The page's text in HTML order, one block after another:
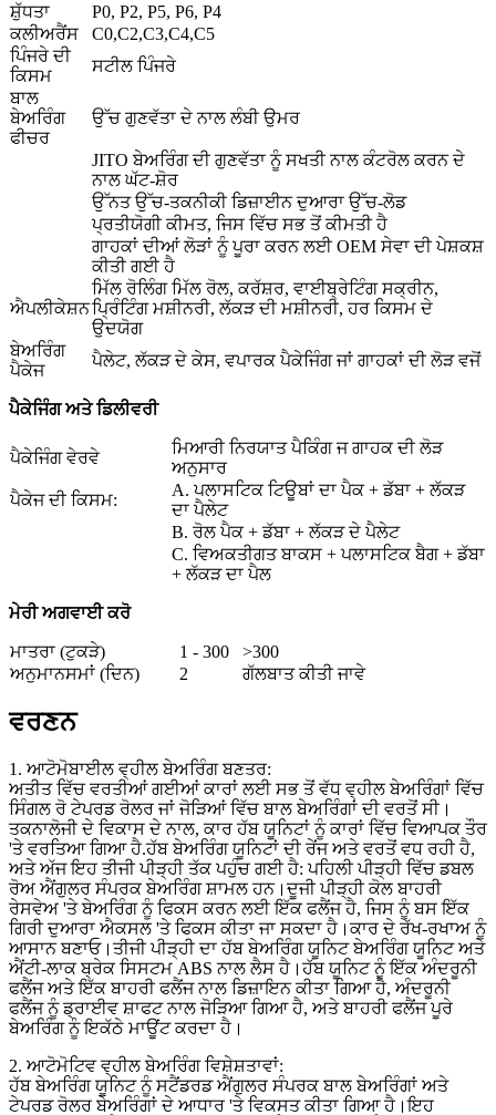
ਸ਼ੁੱਧਤਾ
P0, P2, P5, P6, P4
ਕਲੀਅਰੈਂਸ
C0,C2,C3,C4,C5
ਪਿੰਜਰੇ ਦੀ
ਕਿਸਮ
ਸਟੀਲ ਪਿੰਜਰੇ
ਬਾਲ
ਬੇਅਰਿੰਗ
ਫੀਚਰ
ਉੱਚ ਗੁਣਵੱਤਾ ਦੇ ਨਾਲ ਲੰਬੀ ਉਮਰ
JITO ਬੇਅਰਿੰਗ ਦੀ ਗੁਣਵੱਤਾ ਨੂੰ ਸਖਤੀ ਨਾਲ ਕੰਟਰੋਲ ਕਰਨ ਦੇ
ਨਾਲ ਘੱਟ-ਸ਼ੋਰ
ਉੱਨਤ ਉੱਚ-ਤਕਨੀਕੀ ਡਿਜ਼ਾਈਨ ਦੁਆਰਾ ਉੱਚ-ਲੋਡ
ਪ੍ਰਤੀਯੋਗੀ ਕੀਮਤ, ਜਿਸ ਵਿੱਚ ਸਭ ਤੋਂ ਕੀਮਤੀ ਹੈ
ਗਾਹਕਾਂ ਦੀਆਂ ਲੋੜਾਂ ਨੂੰ ਪੂਰਾ ਕਰਨ ਲਈ OEM ਸੇਵਾ ਦੀ ਪੇਸ਼ਕਸ਼
ਕੀਤੀ ਗਈ ਹੈ
ਐਪਲੀਕੇਸ਼ਨ
ਮਿੱਲ ਰੋਲਿੰਗ ਮਿੱਲ ਰੋਲ, ਕਰੱਸ਼ਰ, ਵਾਈਬ੍ਰੇਟਿੰਗ ਸਕ੍ਰੀਨ,
ਪ੍ਰਿੰਟਿੰਗ ਮਸ਼ੀਨਰੀ, ਲੱਕੜ ਦੀ ਮਸ਼ੀਨਰੀ, ਹਰ ਕਿਸਮ ਦੇ
ਉਦਯੋਗ
ਬੇਅਰਿੰਗ
ਪੈਕੇਜ
ਪੈਲੇਟ, ਲੱਕੜ ਦੇ ਕੇਸ, ਵਪਾਰਕ ਪੈਕੇਜਿੰਗ ਜਾਂ ਗਾਹਕਾਂ ਦੀ ਲੋੜ ਵਜੋਂ
ਪੈਕੇਜਿੰਗ ਅਤੇ ਡਿਲੀਵਰੀ
ਪੈਕੇਜਿੰਗ ਵੇਰਵੇ
ਮਿਆਰੀ ਨਿਰਯਾਤ ਪੈਕਿੰਗ ਜ ਗਾਹਕ ਦੀ ਲੋੜ
ਅਨੁਸਾਰ
ਪੈਕੇਜ ਦੀ ਕਿਸਮ:
A. ਪਲਾਸਟਿਕ ਟਿਊਬਾਂ ਦਾ ਪੈਕ + ਡੱਬਾ + ਲੱਕੜ
ਦਾ ਪੈਲੇਟ
B. ਰੋਲ ਪੈਕ + ਡੱਬਾ + ਲੱਕੜ ਦੇ ਪੈਲੇਟ
C. ਵਿਅਕਤੀਗਤ ਬਾਕਸ + ਪਲਾਸਟਿਕ ਬੈਗ + ਡੱਬਾ
+ ਲੱਕੜ ਦਾ ਪੈਲ
ਮੇਰੀ ਅਗਵਾਈ ਕਰੋ
ਮਾਤਰਾ (ਟੁਕੜੇ) 1 - 300
>300
ਅਨੁਮਾਨਸਮਾਂ (ਦਿਨ)
2 ਗੱਲਬਾਤ ਕੀਤੀ ਜਾਵੇ
ਵਰਣਨ
1. ਆਟੋਮੋਬਾਈਲ ਵ੍ਹੀਲ ਬੇਅਰਿੰਗ ਬਣਤਰ:
ਅਤੀਤ ਵਿੱਚ ਵਰਤੀਆਂ ਗਈਆਂ ਕਾਰਾਂ ਲਈ ਸਭ ਤੋਂ ਵੱਧ ਵ੍ਹੀਲ ਬੇਅਰਿੰਗਾਂ ਵਿੱਚ
ਸਿੰਗਲ ਰੋ ਟੇਪਰਡ ਰੋਲਰ ਜਾਂ ਜੋੜਿਆਂ ਵਿੱਚ ਬਾਲ ਬੇਅਰਿੰਗਾਂ ਦੀ ਵਰਤੋਂ ਸੀ।
ਤਕਨਾਲੋਜੀ ਦੇ ਵਿਕਾਸ ਦੇ ਨਾਲ, ਕਾਰ ਹੱਬ ਯੂਨਿਟਾਂ ਨੂੰ ਕਾਰਾਂ ਵਿੱਚ ਵਿਆਪਕ ਤੌਰ
'ਤੇ ਵਰਤਿਆ ਗਿਆ ਹੈ.ਹੱਬ ਬੇਅਰਿੰਗ ਯੂਨਿਟਾਂ ਦੀ ਰੇਂਜ ਅਤੇ ਵਰਤੋਂ ਵਧ ਰਹੀ ਹੈ,
ਅਤੇ ਅੱਜ ਇਹ ਤੀਜੀ ਪੀੜ੍ਹੀ ਤੱਕ ਪਹੁੰਚ ਗਈ ਹੈ: ਪਹਿਲੀ ਪੀੜ੍ਹੀ ਵਿੱਚ ਡਬਲ
ਰੋਅ ਐਂਗੁਲਰ ਸੰਪਰਕ ਬੇਅਰਿੰਗ ਸ਼ਾਮਲ ਹਨ।ਦੂਜੀ ਪੀੜ੍ਹੀ ਕੋਲ ਬਾਹਰੀ
ਰੇਸਵੇਅ 'ਤੇ ਬੇਅਰਿੰਗ ਨੂੰ ਫਿਕਸ ਕਰਨ ਲਈ ਇੱਕ ਫਲੈਂਜ ਹੈ, ਜਿਸ ਨੂੰ ਬਸ ਇੱਕ
ਗਿਰੀ ਦੁਆਰਾ ਐਕਸਲ 'ਤੇ ਫਿਕਸ ਕੀਤਾ ਜਾ ਸਕਦਾ ਹੈ।ਕਾਰ ਦੇ ਰੱਖ-ਰਖਾਅ ਨੂੰ
ਆਸਾਨ ਬਣਾਓ।ਤੀਜੀ ਪੀੜ੍ਹੀ ਦਾ ਹੱਬ ਬੇਅਰਿੰਗ ਯੂਨਿਟ ਬੇਅਰਿੰਗ ਯੂਨਿਟ ਅਤੇ
ਐਂਟੀ-ਲਾਕ ਬ੍ਰੇਕ ਸਿਸਟਮ ABS ਨਾਲ ਲੈਸ ਹੈ।ਹੱਬ ਯੂਨਿਟ ਨੂੰ ਇੱਕ ਅੰਦਰੂਨੀ
ਫਲੈਂਜ ਅਤੇ ਇੱਕ ਬਾਹਰੀ ਫਲੈਂਜ ਨਾਲ ਡਿਜ਼ਾਇਨ ਕੀਤਾ ਗਿਆ ਹੈ, ਅੰਦਰੂਨੀ
ਫਲੈਂਜ ਨੂੰ ਡ੍ਰਾਈਵ ਸ਼ਾਫਟ ਨਾਲ ਜੋੜਿਆ ਗਿਆ ਹੈ, ਅਤੇ ਬਾਹਰੀ ਫਲੈਂਜ ਪੂਰੇ
ਬੇਅਰਿੰਗ ਨੂੰ ਇਕੱਠੇ ਮਾਊਂਟ ਕਰਦਾ ਹੈ।
2. ਆਟੋਮੋਟਿਵ ਵ੍ਹੀਲ ਬੇਅਰਿੰਗ ਵਿਸ਼ੇਸ਼ਤਾਵਾਂ:
ਹੱਬ ਬੇਅਰਿੰਗ ਯੂਨਿਟ ਨੂੰ ਸਟੈਂਡਰਡ ਐਂਗੁਲਰ ਸੰਪਰਕ ਬਾਲ ਬੇਅਰਿੰਗਾਂ ਅਤੇ
ਟੇਪਰਡ ਰੋਲਰ ਬੇਅਰਿੰਗਾਂ ਦੇ ਆਧਾਰ 'ਤੇ ਵਿਕਸਤ ਕੀਤਾ ਗਿਆ ਹੈ।ਇਹ